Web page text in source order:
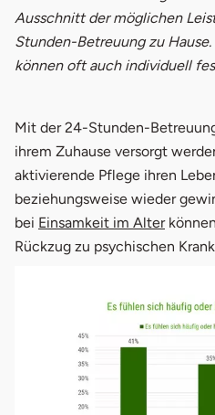
Ausschnitt der möglichen
Stunden-Betreuung zu
können oft auch individuell
Mit der 24-Stunden-
ihrem Zuhause versorgt
aktivierende Pflege ihren
beziehungsweise wieder
bei Einsamkeit im Alter
Rückzug zu psychischen